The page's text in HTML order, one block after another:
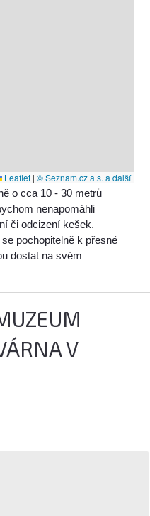
Leaflet | © Seznam.cz a.s. a další
o cca 10 - 30 metrů
nenapomáhli
či odcizení kešek.
se pochopitelně k přesné
dostat na svém
V